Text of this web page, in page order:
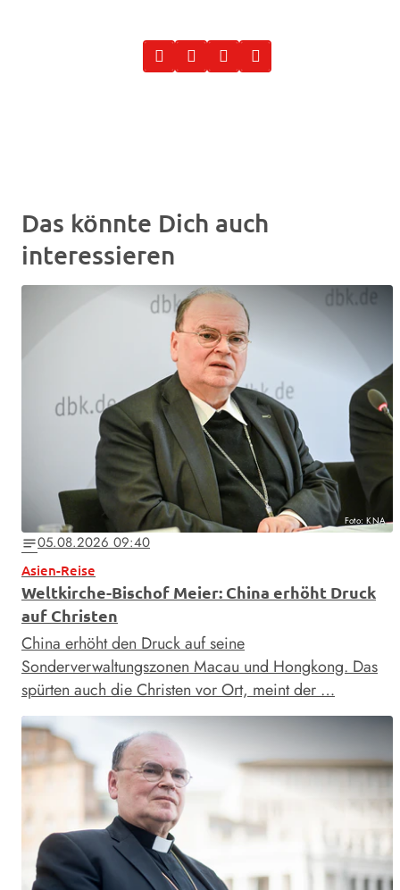
Das könnte Dich auch
interessieren
Foto: KNA
notes05.08.2026 09:40
Asien-Reise
Weltkirche-Bischof Meier: China erhöht Druck
auf Christen
China erhöht den Druck auf seine
Sonderverwaltungszonen Macau und Hongkong. Das
spürten auch die Christen vor Ort, meint der …